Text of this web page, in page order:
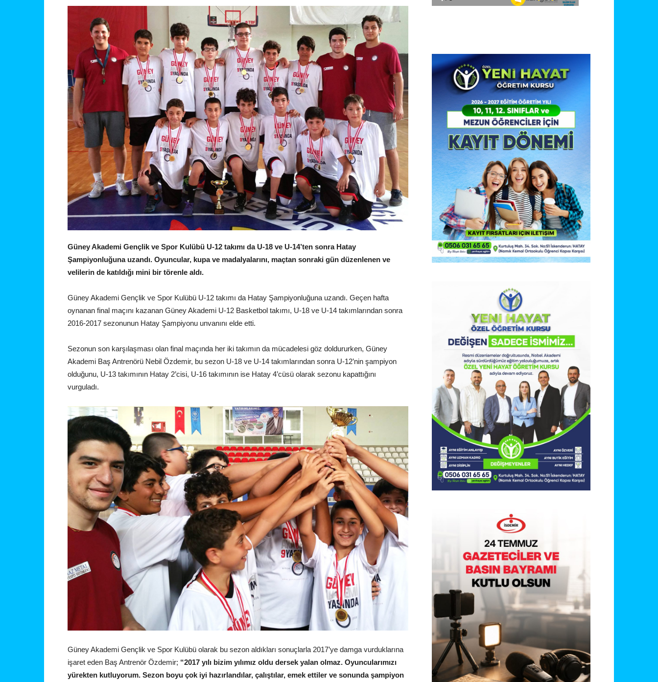
Güney Akademi Gençlik ve Spor Kulübü U-12 takımı da U-18 ve U-14’ten sonra Hatay
Şampiyonluğuna uzandı. Oyuncular, kupa ve madalyalarını, maçtan sonraki gün düzenlenen ve
velilerin de katıldığı mini bir törenle aldı.
Güney Akademi Gençlik ve Spor Kulübü U-12 takımı da Hatay Şampiyonluğuna uzandı. Geçen hafta
oynanan final maçını kazanan Güney Akademi U-12 Basketbol takımı, U-18 ve U-14 takımlarından sonra
2016-2017 sezonunun Hatay Şampiyonu unvanını elde etti.
Sezonun son karşılaşması olan final maçında her iki takımın da mücadelesi göz doldururken, Güney
Akademi Baş Antrenörü Nebil Özdemir, bu sezon U-18 ve U-14 takımlarından sonra U-12’nin şampiyon
olduğunu, U-13 takımının Hatay 2’cisi, U-16 takımının ise Hatay 4’cüsü olarak sezonu kapattığını
vurguladı.
Güney Akademi Gençlik ve Spor Kulübü olarak bu sezon aldıkları sonuçlarla 2017’ye damga vurduklarına
işaret eden Baş Antrenör Özdemir; “2017 yılı bizim yılımız oldu dersek yalan olmaz. Oyuncularımızı
yürekten kutluyorum. Sezon boyu çok iyi hazırlandılar, çalıştılar, emek ettiler ve sonunda şampiyon